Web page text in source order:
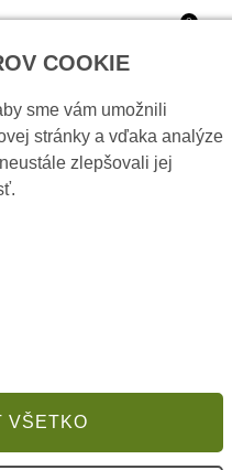
0
zariadenia s 230 V AC
COOKIE
sme vám umožnili
stránky a vďaka analýze
zlepšovali jej
VŠETKO